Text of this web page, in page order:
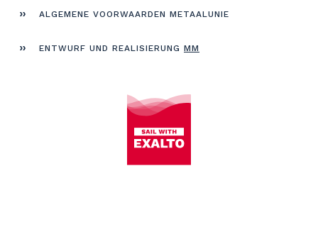
ALGEMENE VOORWAARDEN METAALUNIE
ENTWURF UND REALISIERUNG MM